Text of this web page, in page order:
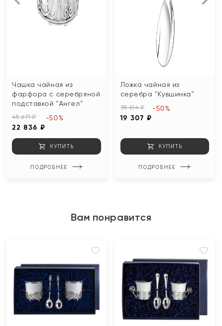
Чашка чайная из
фарфора с серебряной
подставкой "Ангел"
45 671 ₽
22 836 ₽
-50%
КУПИТЬ
ПОДРОБНЕЕ
Ложка чайная из
серебра "Кувшинка"
38 614 ₽
19 307 ₽
-50%
КУПИТЬ
ПОДРОБНЕЕ
Вам понравится